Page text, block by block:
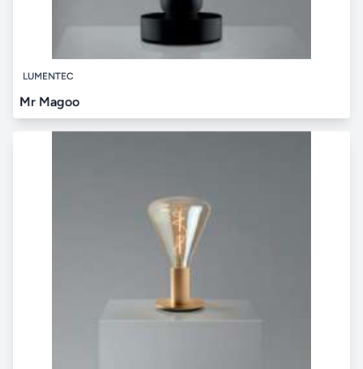
LUMENTEC
Mr Magoo